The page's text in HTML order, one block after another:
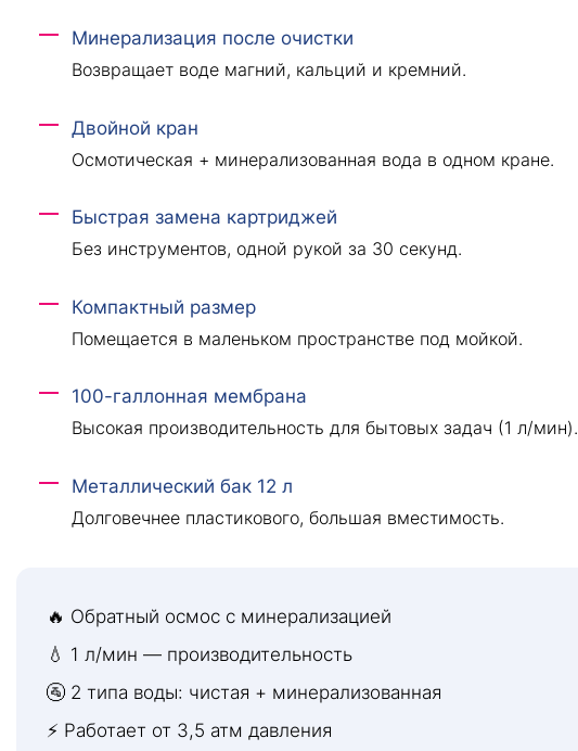
Минерализация после очистки
Возвращает воде магний, кальций и кремний.
Двойной кран
Осмотическая + минерализованная вода в одном кране.
Быстрая замена картриджей
Без инструментов, одной рукой за 30 секунд.
Компактный размер
Помещается в маленьком пространстве под мойкой.
100-галлонная мембрана
Высокая производительность для бытовых задач (1 л/мин).
Металлический бак 12 л
Долговечнее пластикового, большая вместимость.
🔥 Обратный осмос с минерализацией
💧 1 л/мин — производительность
🚰 2 типа воды: чистая + минерализованная
⚡ Работает от 3,5 атм давления